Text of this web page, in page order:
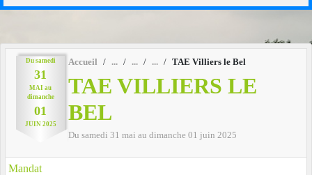
Du samedi
31
MAI au
dimanche
01
JUIN 2025
Accueil TAE Villiers le Bel
TAE VILLIERS LE
BEL
Du samedi 31 mai au dimanche 01 juin 2025
Mandat